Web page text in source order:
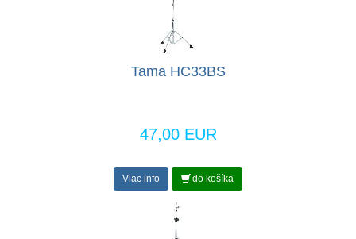
Tama HC33BS
47,00 EUR
Viac info do košíka